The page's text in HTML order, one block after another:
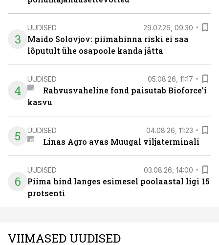
3
UUDISED 29.07.26, 09:30
Maido Solovjov: piimahinna riski ei saa
lõputult ühe osapoole kanda jätta
4
UUDISED 05.08.26, 11:17
Rahvusvaheline fond paisutab Bioforce’i
kasvu
5 UUDISED 04.08.26, 11:23
Linas Agro avas Muugal viljaterminali
6
UUDISED 03.08.26, 14:00
Piima hind langes esimesel poolaastal ligi 15
protsenti
VIIMASED UUDISED